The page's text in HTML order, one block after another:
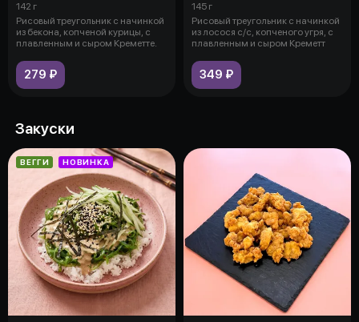
142 г
Рисовый треугольник с начинкой
из бекона, копченой курицы, с
плавленным и сыром Креметте.
279 ₽
145 г
Рисовый треугольник с начинкой
из лосося с/с, копченого угря, с
плавленным и сыром Креметт
349 ₽
Закуски
ВЕГГИ НОВИНКА